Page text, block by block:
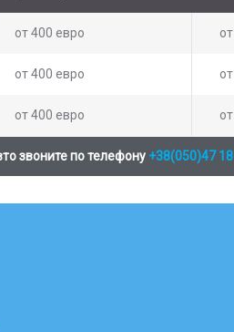
от 400 евро
от 400 евро
от 400 евро
звоните по телефону +38(050)47